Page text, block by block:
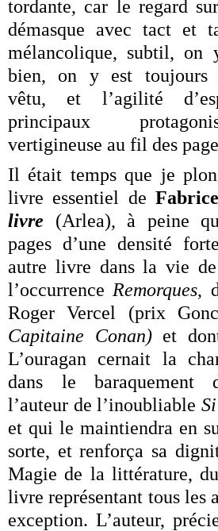
tordante, car le regard
démasque avec tact et
mélancolique, subtil, on
bien, on y est toujours
vêtu, et l’agilité
principaux
vertigineuse au fil des
Il était temps que je
livre essentiel de
livre (Arlea), à peine
pages d’une densité
autre livre dans la vie
l’occurrence Remorques,
Roger Vercel (prix
Capitaine Conan) et
L’ouragan cernait la
dans le baraquement
l’auteur de l’inoubliable
et qui le maintiendra en
sorte, et renforça sa
Magie de la littérature,
livre représentant tous les
exception. L’auteur,